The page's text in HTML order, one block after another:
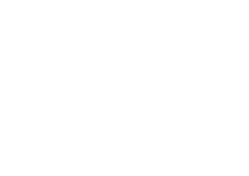
Просвещения,